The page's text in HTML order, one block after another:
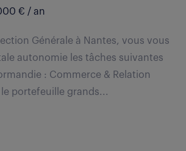
€ / an
Générale à Nantes, vous vous
autonomie les tâches suivantes
: Commerce & Relation
portefeuille grands...